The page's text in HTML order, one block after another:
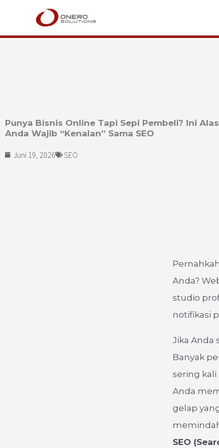
konten
Punya Bisnis Online Tapi Sepi Pembeli? Ini
Anda Wajib “Kenalan” Sama SEO
Juni 19, 2026 SEO
Anda?
studio
notifikasi
Jika Anda
Banyak
sering
Anda
gelap
SEO